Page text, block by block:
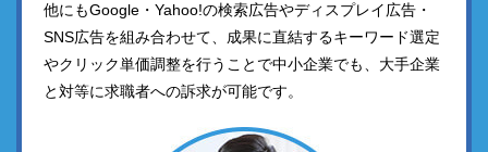
他にもGoogle・Yahoo!の検索広告やディスプレイ広告・
SNS広告を組み合わせて、成果に直結するキーワード選定
やクリック単価調整を行うことで中小企業でも、大手企業
と対等に求職者への訴求が可能です。